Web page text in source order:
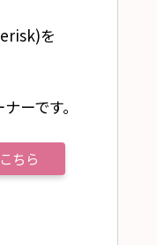
を
ーです。
ちら